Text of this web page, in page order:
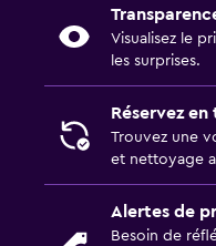
Visualisez le
les surprises.
Réservez
Trouvez une
et nettoyage
Alertes de
Besoin de